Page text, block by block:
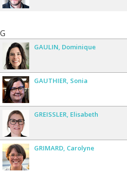
G
GAULIN Dominique
GAUTHIER Sonia
GREISSLER Elisabeth
GRIMARD Carolyne